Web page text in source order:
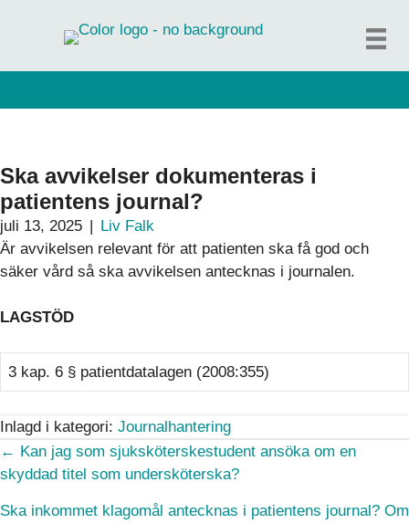
Ska avvikelser dokumenteras i
patientens journal?
juli 13, 2025 | Liv Falk
Är avvikelsen relevant för att patienten ska få god och
säker vård så ska avvikelsen antecknas i journalen.
LAGSTÖD
3 kap. 6 § patientdatalagen (2008:355)
Inlagd i kategori: Journalhantering
Posts
navigation
← Kan jag som sjuksköterskestudent ansöka om en
skyddad titel som undersköterska?
Ska inkommet klagomål antecknas i patientens journal? Om